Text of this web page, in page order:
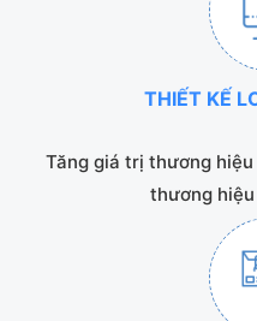
THIẾT KẾ
Tăng giá trị thương
thương